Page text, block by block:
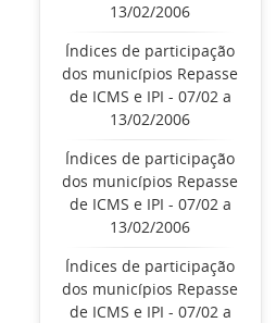
13/02/2006
Índices de participação
dos municípios Repasse
de ICMS e IPI - 07/02 a
13/02/2006
Índices de participação
dos municípios Repasse
de ICMS e IPI - 07/02 a
13/02/2006
Índices de participação
dos municípios Repasse
de ICMS e IPI - 07/02 a